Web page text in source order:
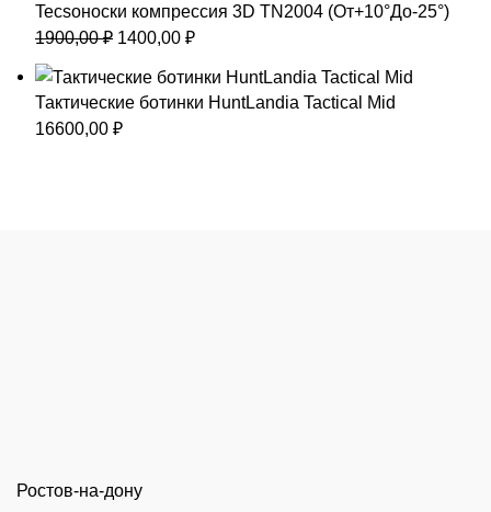
Tecsoноски компрессия 3D TN2004 (От+10°До-25°)
1900,00₽ Первоначальная
составляла
1900,00 ₽.
1400,00 ₽Текущая
1400,00 ₽.
Тактические ботинки HuntLandia Tactical Mid
16600,00 ₽
Ростов-на-дону